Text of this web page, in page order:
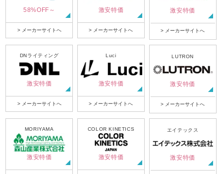
58%OFF～
> メーカーサイトへ
激安特価
> メーカーサイトへ
激安特価
> メーカーサイトへ
DNライティング
激安特価
> メーカーサイトへ
Luci
激安特価
> メーカーサイトへ
LUTRON
激安特価
> メーカーサイトへ
MORIYAMA
激安特価
COLOR KINETICS
激安特価
エイテックス
激安特価